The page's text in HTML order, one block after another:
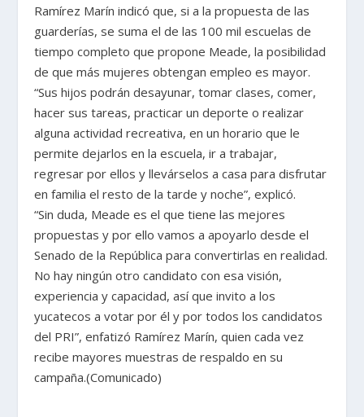
Ramírez Marín indicó que, si a la propuesta de las
guarderías, se suma el de las 100 mil escuelas de
tiempo completo que propone Meade, la posibilidad
de que más mujeres obtengan empleo es mayor.
“Sus hijos podrán desayunar, tomar clases, comer,
hacer sus tareas, practicar un deporte o realizar
alguna actividad recreativa, en un horario que le
permite dejarlos en la escuela, ir a trabajar,
regresar por ellos y llevárselos a casa para disfrutar
en familia el resto de la tarde y noche”, explicó.
“Sin duda, Meade es el que tiene las mejores
propuestas y por ello vamos a apoyarlo desde el
Senado de la República para convertirlas en realidad.
No hay ningún otro candidato con esa visión,
experiencia y capacidad, así que invito a los
yucatecos a votar por él y por todos los candidatos
del PRI”, enfatizó Ramírez Marín, quien cada vez
recibe mayores muestras de respaldo en su
campaña.(Comunicado)